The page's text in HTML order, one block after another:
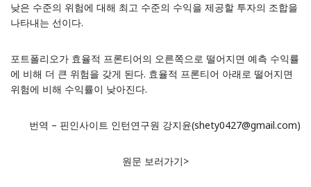
낮은 수준의 위험에 대해 최고 수준의 수익을 제공할 투자의 조합을
나타내는 선이다.
포트폴리오가 효율적 프론티어의 오른쪽으로 떨어지면 예측 수익률
에 비해 더 큰 위험을 갖게 된다. 효율적 프론티어 아래로 떨어지면
위험에 비해 수익률이 낮아진다.
번역 – 핀인사이트 인턴연구원 강지윤(shety0427@gmail.com)
원문 보러가기>